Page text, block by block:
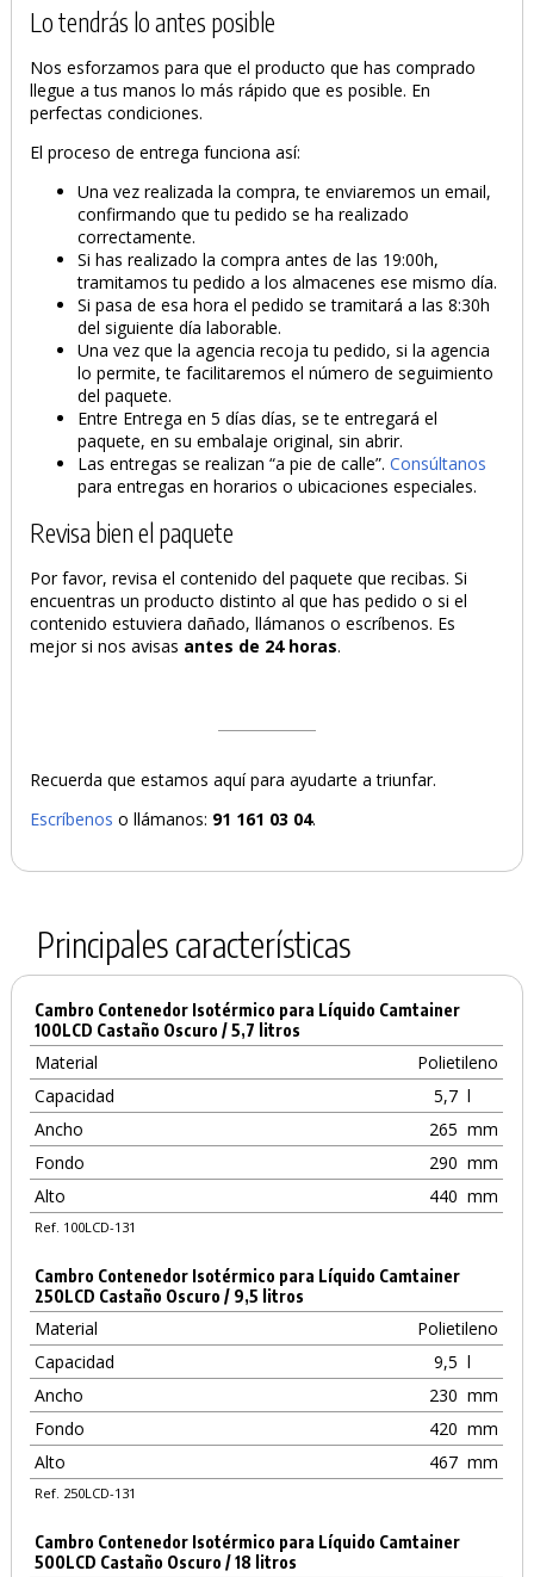
Lo tendrás lo antes posible
Nos esforzamos para que el producto que has comprado
llegue a tus manos lo más rápido que es posible. En
perfectas condiciones.
El proceso de entrega funciona así:
Una vez realizada la compra, te enviaremos un email,
confirmando que tu pedido se ha realizado
correctamente.
Si has realizado la compra antes de las 19:00h,
tramitamos tu pedido a los almacenes ese mismo día.
Si pasa de esa hora el pedido se tramitará a las 8:30h
del siguiente día laborable.
Una vez que la agencia recoja tu pedido, si la agencia
lo permite, te facilitaremos el número de seguimiento
del paquete.
Entre Entrega en 5 días días, se te entregará el
paquete, en su embalaje original, sin abrir.
Las entregas se realizan “a pie de calle”.Consúltanos
para entregas en horarios o ubicaciones especiales.
Revisa bien el paquete
Por favor, revisa el contenido del paquete que recibas. Si
encuentras un producto distinto al que has pedido o si el
contenido estuviera dañado, llámanos o escríbenos. Es
mejor si nos avisas antes de 24 horas.
Recuerda que estamos aquí para ayudarte a triunfar.
Escríbenos o llámanos: 91 161 03 04.
Principales características
Cambro Contenedor Isotérmico para Líquido Camtainer
100LCD Castaño Oscuro / 5,7 litros
Material
Polietileno
Capacidad
5,7 l
Ancho
265 mm
Fondo
290 mm
Alto
440 mm
Ref. 100LCD-131
Cambro Contenedor Isotérmico para Líquido Camtainer
250LCD Castaño Oscuro / 9,5 litros
Material
Polietileno
Capacidad
9,5 l
Ancho
230 mm
Fondo
420 mm
Alto
467 mm
Ref. 250LCD-131
Cambro Contenedor Isotérmico para Líquido Camtainer
500LCD Castaño Oscuro / 18 litros